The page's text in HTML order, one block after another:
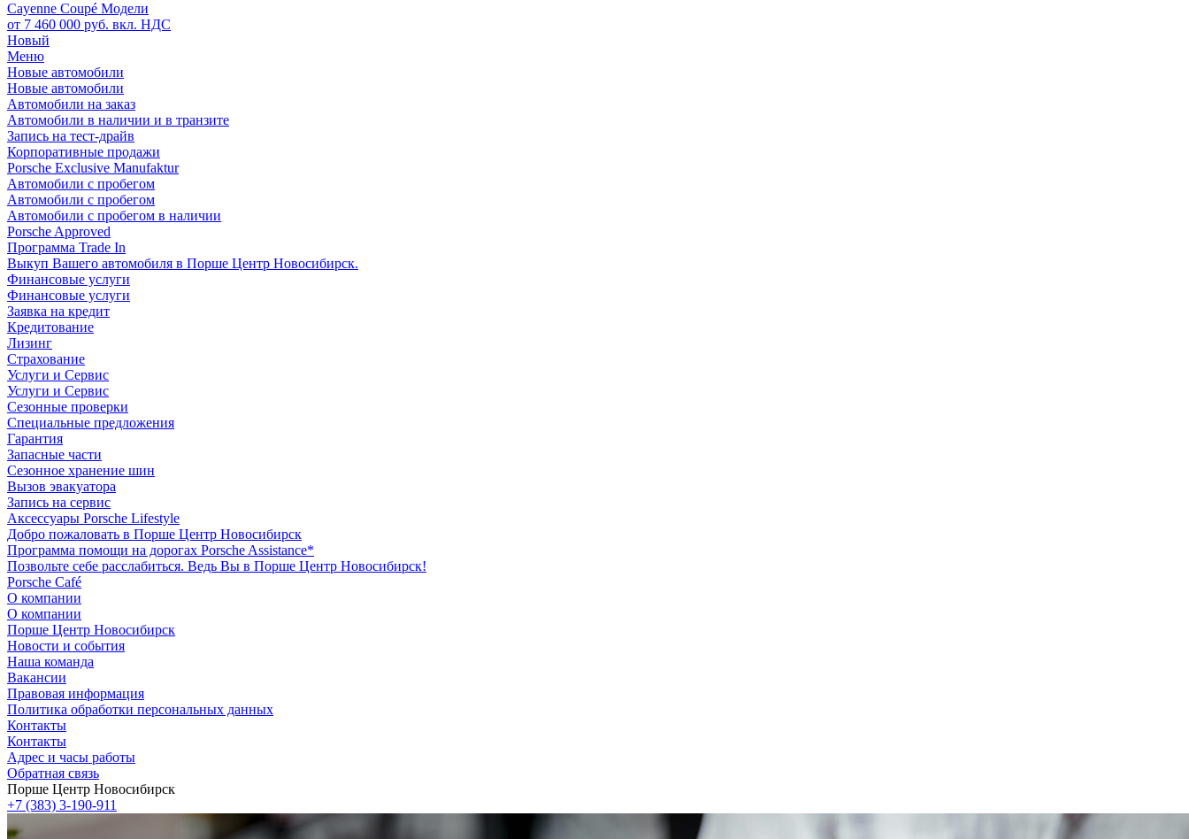
Cayenne Coupé Модели
от 7 460 000 руб. вкл. НДС
Новый
Меню
Новые автомобили
Новые автомобили
Автомобили на заказ
Автомобили в наличии и в транзите
Запись на тест-драйв
Корпоративные продажи
Porsche Exclusive Manufaktur
Автомобили с пробегом
Автомобили с пробегом
Автомобили с пробегом в наличии
Porsche Approved
Программа Trade In
Выкуп Вашего автомобиля в Порше Центр Новосибирск.
Финансовые услуги
Финансовые услуги
Заявка на кредит
Кредитование
Лизинг
Страхование
Услуги и Сервис
Услуги и Сервис
Сезонные проверки
Специальные предложения
Гарантия
Запасные части
Сезонное хранение шин
Вызов эвакуатора
Запись на сервис
Аксессуары Porsche Lifestyle
Добро пожаловать в Порше Центр Новосибирск
Программа помощи на дорогах Porsche Assistance*
Позвольте себе расслабиться. Ведь Вы в Порше Центр Новосибирск!
Porsche Café
О компании
О компании
Порше Центр Новосибирск
Новости и события
Наша команда
Вакансии
Правовая информация
Политика обработки персональных данных
Контакты
Контакты
Адрес и часы работы
Обратная связь
Порше Центр Новосибирск
+7 (383) 3-190-911